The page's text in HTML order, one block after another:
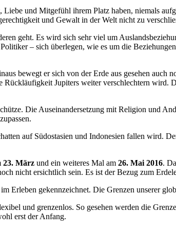
Liebe und Mitgefühl ihrem Platz haben, niemals
und Gewalt in der Welt nicht zu
geht. Es wird sich sehr viel um
– sich überlegen, wie es um die
bewegt er sich von der Erde aus gesehen
Jupiters weiter verschlechtern
Die Auseinandersetzung mit Religion und
auf Südostasien und Indonesien fallen wird.
23. März und ein weiteres Mal am 26. Mai 2016.
nicht ersichtlich sein. Es ist der Bezug zum
Erleben gekennzeichnet. Die Grenzen unserer
und grenzenlos. So gesehen werden die
erst der Anfang.